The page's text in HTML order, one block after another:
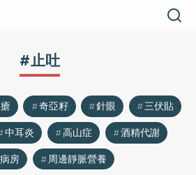
#止吐
奇亞籽 針眼
三伏貼
中耳炎 高山症
酒精代謝
房
周邊靜脈營養